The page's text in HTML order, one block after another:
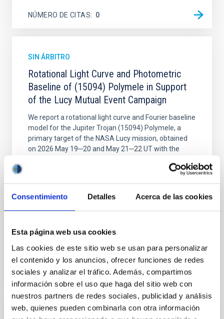
Consentimiento Detalles Acerca de las cookies
Esta página web usa cookies
Las cookies de este sitio web se usan para personalizar
el contenido y los anuncios, ofrecer funciones de redes
sociales y analizar el tráfico. Además, compartimos
información sobre el uso que haga del sitio web con
nuestros partners de redes sociales, publicidad y análisis
web, quienes pueden combinarla con otra información
NÚMERO DE CITAS 0
SIN ÁRBITRO
Rotational Light Curve and Photometric
Baseline of (15094) Polymele in Support
of the Lucy Mutual Event Campaign
We report a rotational light curve and Fourier baseline
model for the Jupiter Trojan (15094) Polymele, a
primary target of the NASA Lucy mission, obtained
on 2026 May 19─20 and May 21─22 UT with the
Minimization over the combined two-night dataset
Alarcon, Miguel R. et al.
BIBCODE 2026RNAAS..10..143A
NÚMERO DE CITAS 0
SIN ÁRBITRO